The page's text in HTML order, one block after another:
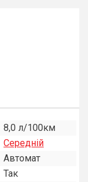
8,0 л/100км
Середнiй
Автомат
Так